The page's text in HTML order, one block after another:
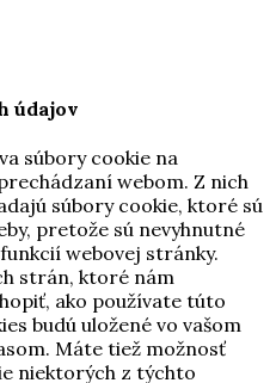
údajov
súbory cookie na
webom. Z nich
súbory cookie, ktoré sú
pretože sú nevyhnutné
webovej stránky.
strán, ktoré nám
ako používate túto
budú uložené vo vašom
Máte tiež možnosť
niektorých z týchto